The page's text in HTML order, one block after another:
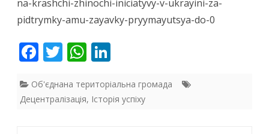
na-krashchi-zhinochi-iniciatyvy-v-ukrayini-za-
pidtrymky-amu-zayavky-pryymayutsya-do-0
F
e
b
T
itt
er
W
at
s
k
e
Об'єднана територіальна громада
Децентралізація, Історія успіху